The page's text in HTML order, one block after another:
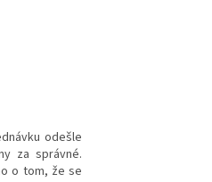
odešle
za správné.
o tom, že se